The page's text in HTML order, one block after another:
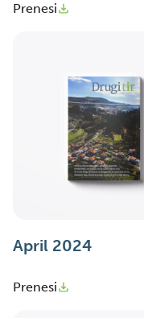
Prenesi
April 2024
Prenesi